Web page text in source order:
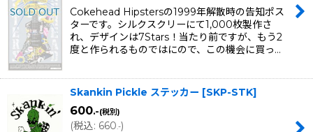
Cokehead Hipstersの1999年解散時の告知ポス
ターです。シルクスクリーにて1,000枚製作さ
れ、デザインは7Stars！当たり前ですが、もう2
度と作られるものではにので、この機会に買っ…
Skankin Pickle ステッカー [SKP-STK]
600.-(税別)
(税込: 660.-)